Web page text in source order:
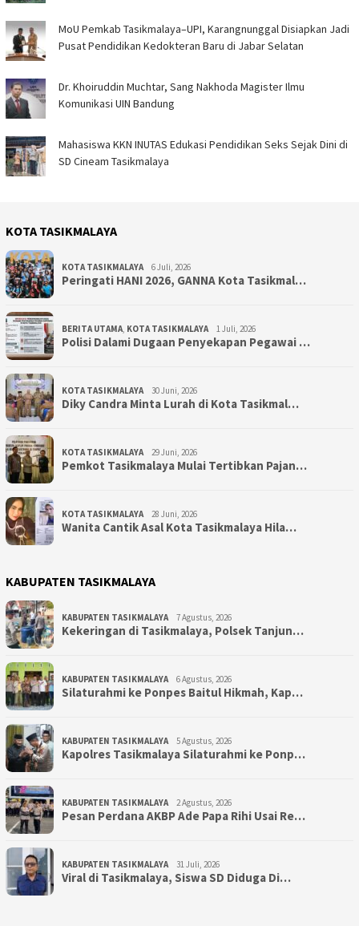
MoU Pemkab Tasikmalaya–UPI, Karangnunggal Disiapkan Jadi
Pusat Pendidikan Kedokteran Baru di Jabar Selatan
Dr. Khoiruddin Muchtar, Sang Nakhoda Magister Ilmu
Komunikasi UIN Bandung
Mahasiswa KKN INUTAS Edukasi Pendidikan Seks Sejak Dini di
SD Cineam Tasikmalaya
KOTA TASIKMALAYA
KOTA TASIKMALAYA 6 Juli, 2026
Peringati HANI 2026, GANNA Kota Tasikmal…
BERITA UTAMA KOTA TASIKMALAYA 1 Juli, 2026
Polisi Dalami Dugaan Penyekapan Pegawai …
KOTA TASIKMALAYA 30 Juni, 2026
Diky Candra Minta Lurah di Kota Tasikmal…
KOTA TASIKMALAYA 29 Juni, 2026
Pemkot Tasikmalaya Mulai Tertibkan Pajan…
KOTA TASIKMALAYA 28 Juni, 2026
Wanita Cantik Asal Kota Tasikmalaya Hila…
KABUPATEN TASIKMALAYA
KABUPATEN TASIKMALAYA 7 Agustus, 2026
Kekeringan di Tasikmalaya, Polsek Tanjun…
KABUPATEN TASIKMALAYA 6 Agustus, 2026
Silaturahmi ke Ponpes Baitul Hikmah, Kap…
KABUPATEN TASIKMALAYA 5 Agustus, 2026
Kapolres Tasikmalaya Silaturahmi ke Ponp…
KABUPATEN TASIKMALAYA 2 Agustus, 2026
Pesan Perdana AKBP Ade Papa Rihi Usai Re…
KABUPATEN TASIKMALAYA 31 Juli, 2026
Viral di Tasikmalaya, Siswa SD Diduga Di…